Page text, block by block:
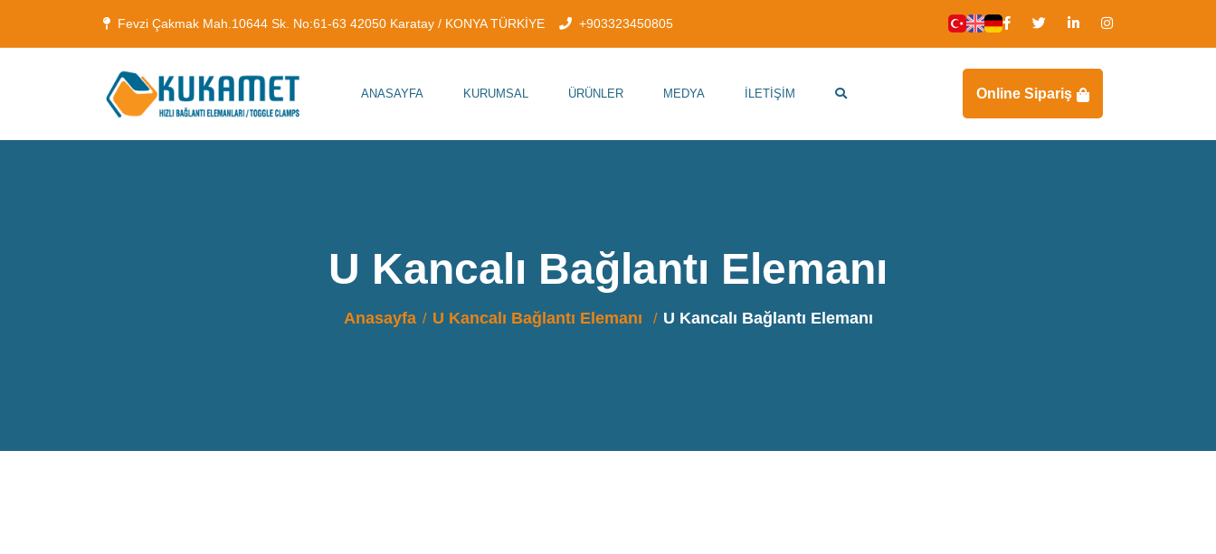
Fevzi Çakmak Mah.10644 Sk. No:61-63 42050 Karatay / KONYA TÜRKİYE +903323450805
ANASAYFA KURUMSAL ÜRÜNLER MEDYA İLETIŞIM Online Sipariş
U Kancalı Bağlantı Elemanı
Anasayfa U Kancalı Bağlantı Elemanı U Kancalı Bağlantı Elemanı